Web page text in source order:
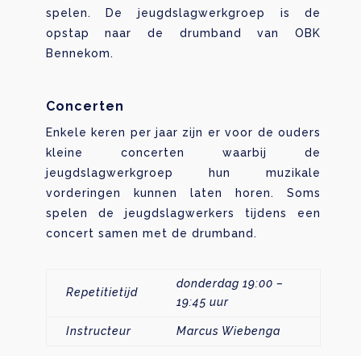
spelen. De jeugdslagwerkgroep is de
opstap naar de drumband van OBK
Bennekom.
Concerten
Enkele keren per jaar zijn er voor de ouders
kleine concerten waarbij de
jeugdslagwerkgroep hun muzikale
vorderingen kunnen laten horen. Soms
spelen de jeugdslagwerkers tijdens een
concert samen met de drumband.
Repetitietijd
donderdag 19:00 –
19:45 uur
Instructeur Marcus Wiebenga